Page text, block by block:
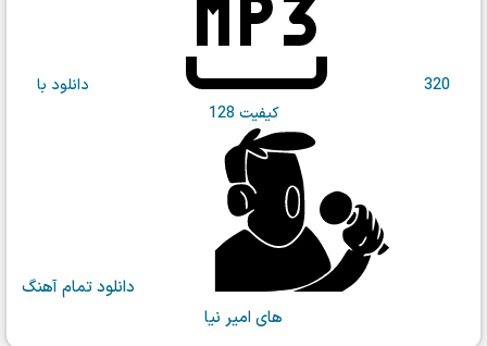
320
دانلود با
کیفیت 128
دانلود تمام آهنگ
های امیر نیا